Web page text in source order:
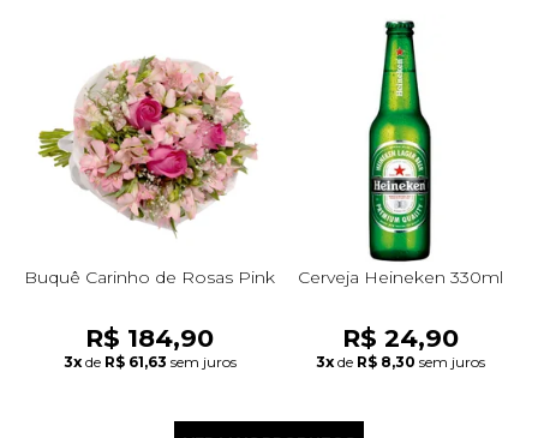
Buquê Carinho de Rosas Pink
R$ 184,90
3x de R$ 61,63 sem juros
Cerveja Heineken 330ml
R$ 24,90
3x de R$ 8,30 sem juros